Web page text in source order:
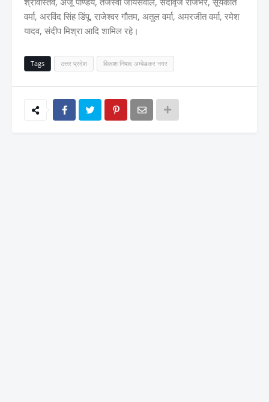
वर्मा, अरविंद सिंह डिंपू, राजेश्वर गौतम, अतुल वर्मा, अमरजीत वर्मा, रमेश
यादव, संदीप मिश्रा आदि शामिल रहे।
Tags उत्तर प्रदेश विकाश निषाद अम्बेडकर नगर